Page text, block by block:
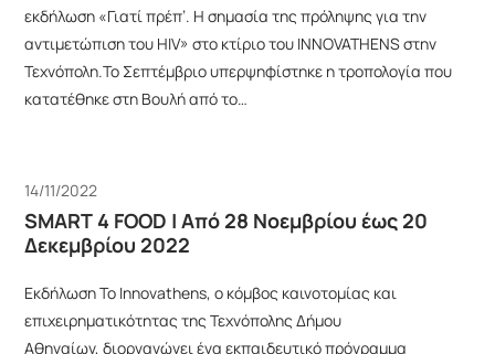
εκδήλωση «Γιατί πρέπ’. Η σημασία της πρόληψης για την
αντιμετώπιση του HIV» στο κτίριο του INNOVATHENS στην
Τεχνόπολη.Το Σεπτέμβριο υπερψηφίστηκε η τροπολογία που
κατατέθηκε στη Βουλή από το…
14/11/2022
SMART 4 FOOD | Από 28 Νοεμβρίου έως 20
Δεκεμβρίου 2022
Εκδήλωση Το Innovathens, ο κόμβος καινοτομίας και
επιχειρηματικότητας της Τεχνόπολης Δήμου
Αθηναίων, διοργανώνει ένα εκπαιδευτικό πρόγραμμα